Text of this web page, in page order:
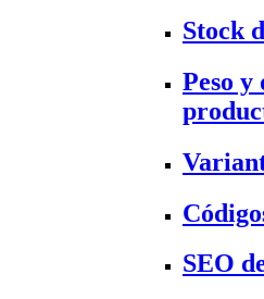
Stock
Peso y
SEO